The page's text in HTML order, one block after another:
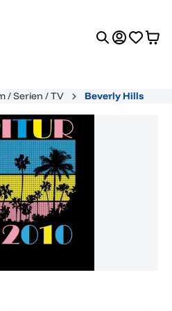
/ Serien / TV
Beverly Hills